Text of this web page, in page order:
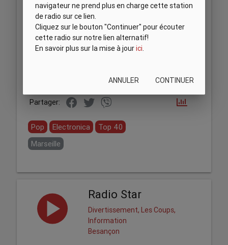
Partager:
navigateur ne prend plus en charge cette station
de radio sur ce lien.
Cliquez sur le bouton "Continuer" pour écouter
cette radio sur notre lien alternatif!
En savoir plus sur la mise à jourici
ANNULER CONTINUER
Pop Electronica
Top 40
Marseille
Radio Star
Divertissement, Les Coups,
Information
Besançon